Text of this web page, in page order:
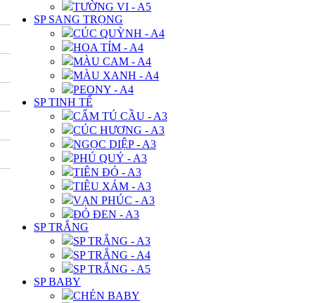
TƯỜNG VI - A5
SP SANG TRỌNG
CÚC QUỲNH - A4
HOA TÍM - A4
MÀU CAM - A4
MÀU XANH - A4
PEONY - A4
SP TINH TẾ
CẨM TÚ CẦU - A3
CÚC HƯƠNG - A3
NGỌC DIỆP - A3
PHÚ QUÝ - A3
TIÊN ĐỎ - A3
TIÊU XÁM - A3
VẠN PHÚC - A3
ĐỎ ĐEN - A3
SP TRẮNG
SP TRẮNG - A3
SP TRẮNG - A4
SP TRẮNG - A5
SP BABY
CHÉN BABY